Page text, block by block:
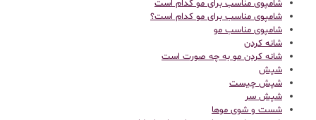
شامپوی مناسب برای مو کدام است
شامپوی مناسب برای مو کدام است؟
شامپوی مناسب مو
شانه کردن
شانه کردن مو به چه صورت است
شپش
شپش چیست
شپش سر
شست و شوی موها